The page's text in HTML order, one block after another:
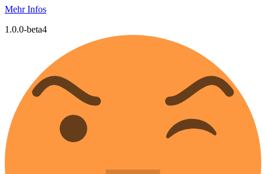
Mehr Infos
1.0.0-beta4